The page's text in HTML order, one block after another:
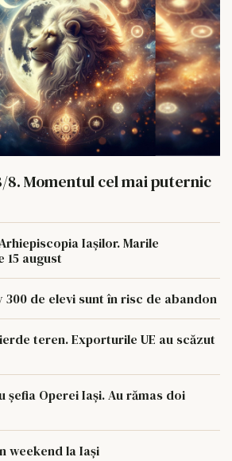
8. Momentul cel mai puternic
Iașilor. Marile
15 august
de elevi sunt în risc de abandon
teren. Exporturile UE au scăzut
șefia Operei Iași. Au rămas doi
weekend la Iași